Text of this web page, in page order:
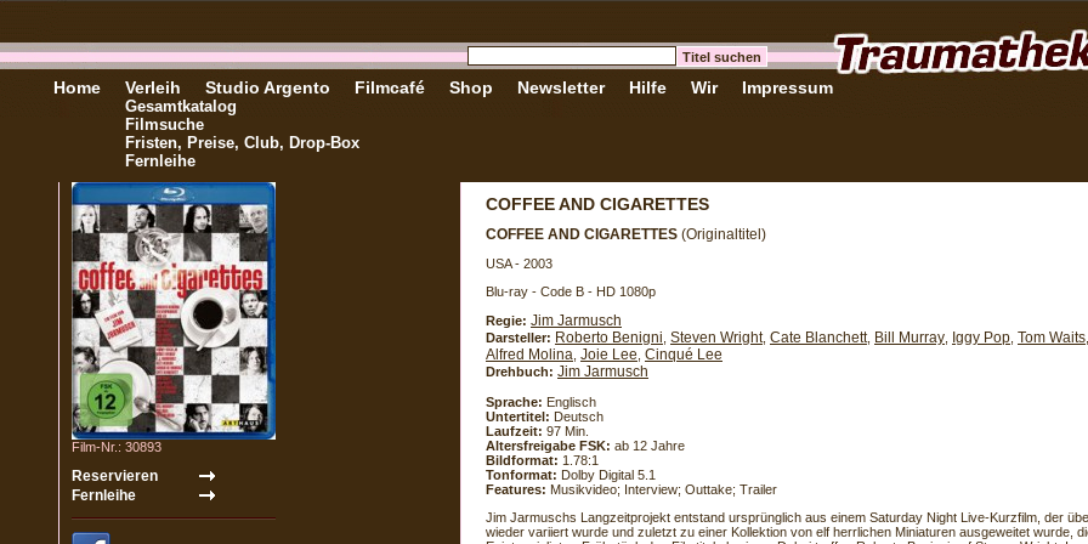
Home Verleih
Gesamtkatalog
Filmsuche
Fristen, Preise, Club, Drop-Box
Fernleihe
Studio Argento Filmcafé Shop Newsletter Hilfe Wir Impressum
Film-Nr.: 30893
COFFEE AND CIGARETTES
COFFEE AND CIGARETTES (Originaltitel)
USA - 2003
Blu-ray - Code B - HD 1080p
Regie: Jim Jarmusch
Darsteller: Roberto Benigni Steven Wright, Cate Blanchett, Bill Murray Iggy Pop Tom Waits
Alfred Molina Joie Lee Cinqué Lee
Drehbuch: Jim Jarmusch
Sprache: Englisch
Untertitel: Deutsch
Laufzeit: 97 Min.
Altersfreigabe FSK: ab 12 Jahre
Bildformat: 1.78:1
Tonformat: Dolby Digital 5.1
Features: Musikvideo; Interview; Outtake; Trailer
Jim Jarmuschs Langzeitprojekt entstand ursprünglich aus einem Saturday Night Live-Kurzfilm, der
wieder variiert wurde und zuletzt zu einer Kollektion von elf herrlichen Miniaturen ausgeweitet wurde,